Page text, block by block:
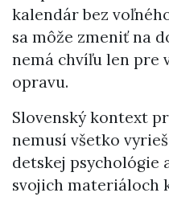
kalendár bez
sa môže zmeniť na
nemá chvíľu len pre
opravu.
Slovenský kontext
nemusí všetko
detskej psychológie
svojich materiáloch